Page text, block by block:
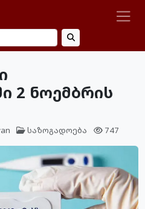
2 ნოემბრის
საზოგადოება 747